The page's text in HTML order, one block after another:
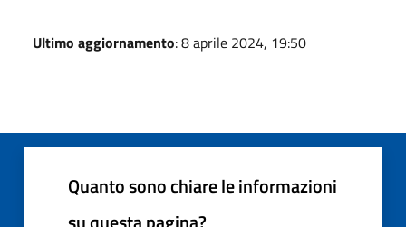
Ultimo aggiornamento: 8 aprile 2024, 19:50
Quanto sono chiare le informazioni